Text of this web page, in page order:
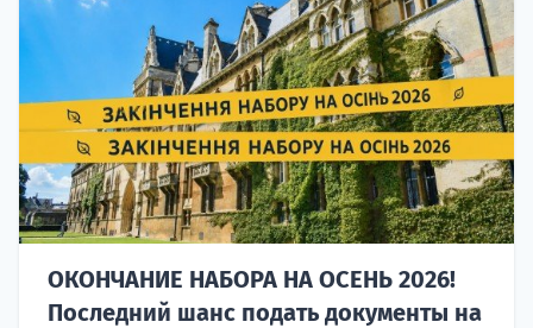
ОКОНЧАНИЕ НАБОРА НА ОСЕНЬ 2026!
Последний шанс подать документы на